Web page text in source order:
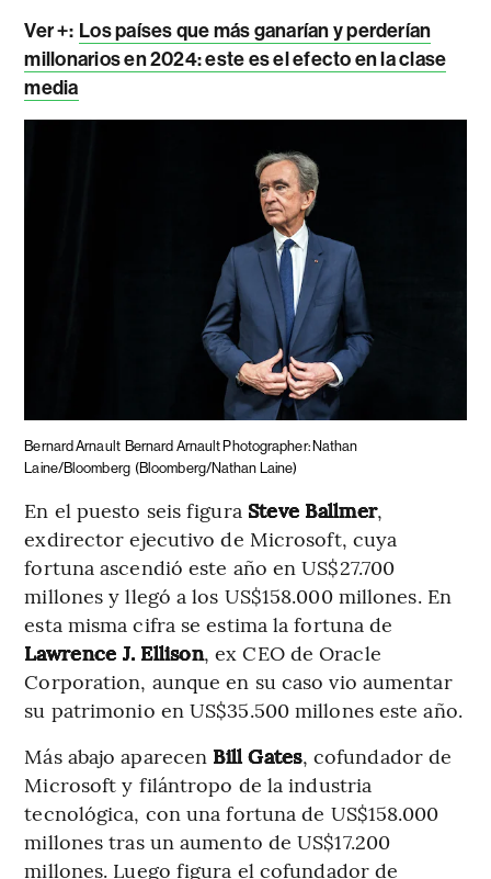
Ver +: Los países que más ganarían y perderían
millonarios en 2024: este es el efecto en la clase
media
Bernard Arnault Bernard Arnault Photographer: Nathan
Laine/Bloomberg (Bloomberg/Nathan Laine)
En el puesto seis figura Steve Ballmer,
exdirector ejecutivo de Microsoft, cuya
fortuna ascendió este año en US$27.700
millones y llegó a los US$158.000 millones. En
esta misma cifra se estima la fortuna de
Lawrence J. Ellison, ex CEO de Oracle
Corporation, aunque en su caso vio aumentar
su patrimonio en US$35.500 millones este año.
Más abajo aparecen Bill Gates, cofundador de
Microsoft y filántropo de la industria
tecnológica, con una fortuna de US$158.000
millones tras un aumento de US$17.200
millones. Luego figura el cofundador de